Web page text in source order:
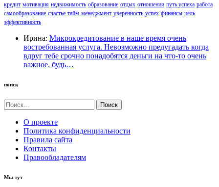
кредит мотивация недвижимость образование отдых отношения путь успеха работа
самообразование счастье тайм-менеджмент уверенность успех финансы цель
эффективность
Ирина: Микрокредитование в наше время очень
востребованная услуга. Невозможно предугадать когда
вдруг тебе срочно понадобятся деньги на что-то очень
важное, будь…
поиск
Найти:
О проекте
Политика конфиденциальности
Правила сайта
Контакты
Правообладателям
Мы тут